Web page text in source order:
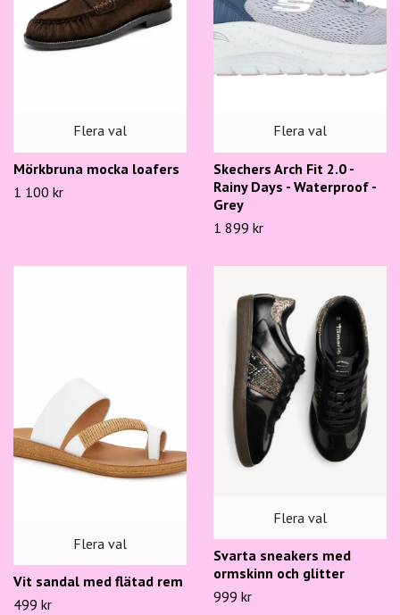
Flera val
Mörkbruna mocka loafers
1 100 kr
Flera val
Skechers Arch Fit 2.0 -
Rainy Days - Waterproof -
Grey
1 899 kr
Flera val
Vit sandal med flätad rem
499 kr
Flera val
Svarta sneakers med
ormskinn och glitter
999 kr